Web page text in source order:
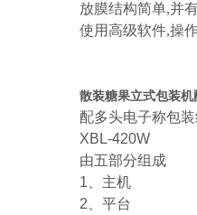
放膜结构简单,并
使用高级软件,操
散装糖果立式包装
配多头电子称包
XBL-420W
由五部分组成
1、主机
2、平台